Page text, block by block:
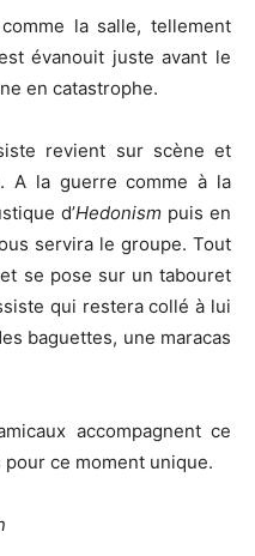
la salle, tellement
évanouit juste avant le
en catastrophe.
revient sur scène et
A la guerre comme à la
d’Hedonism puis en
servira le groupe. Tout
se pose sur un tabouret
qui restera collé à lui
baguettes, une maracas
accompagnent ce
ce moment unique.